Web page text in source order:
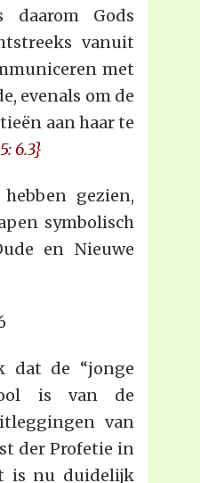
daarom Gods
vanuit
met
evenals om de
aan haar te
6.3}
gezien,
symbolisch
en Nieuwe
dat de “jonge
is van de
van
der Profetie in
is nu duidelijk